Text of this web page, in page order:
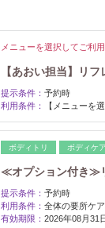
メニューを選択してご利
【あおい担当】リ
提示条件： 予約時
利用条件：
【メニューを
ボディトリ ボディケア
≪オプション付き≫
提示条件： 予約時
利用条件： 全体の要所ケ
有効期限： 2026年08月31